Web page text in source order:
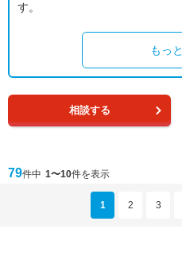
す。
もっ
相談する
79件中 1〜10件を表示
1 2 3